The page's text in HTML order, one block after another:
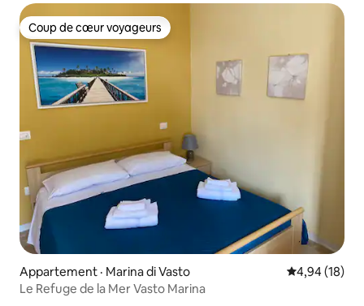
Coup de cœur voyageurs
Coup de cœur voyageurs
Appartement · Marina di Vasto Note
4,94 (18)
Le Refuge de la Mer Vasto Marina